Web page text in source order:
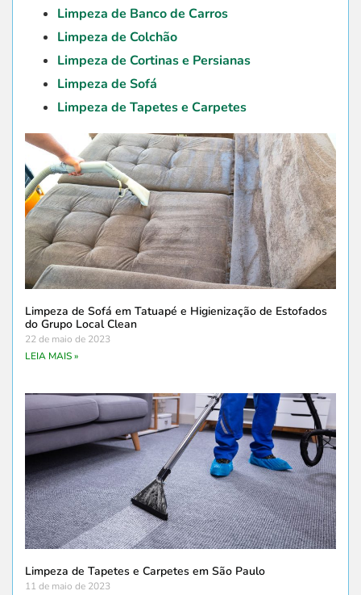
Limpeza de Banco de Carros
Limpeza de Colchão
Limpeza de Cortinas e Persianas
Limpeza de Sofá
Limpeza de Tapetes e Carpetes
Limpeza de Sofá em Tatuapé e Higienização de Estofados
do Grupo Local Clean
22 de maio de 2023
LEIA MAIS »
Limpeza de Tapetes e Carpetes em São Paulo
11 de maio de 2023